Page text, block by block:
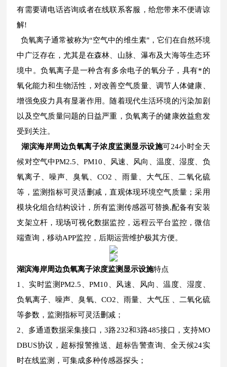
有需要请电话咨询或者在线联系客服，给您带来不便请谅
解!
负氧离子通常被称为“空气中的维生素"，它们在自然环境
中广泛存在，尤其是在森林、山脉、瀑布及大海等生态环
境中。负氧离子是一种含有多余电子的氧分子，具有*的
氧化能力和生物活性，对改善空气质量、调节人体健康、
增强免疫力具有显著作用。随着现代生活环境的污染加剧
以及空气质量问题的日益严重，负氧离子的健康效益愈发
受到关注。
湖滨海岸周边负氧离子浓度监测显示设施可24小时全天
候对空气中PM2.5、PM10、风速、风向、温度、湿度、负
氧离子、噪声、臭氧、CO2 、雨量、大气压、二氧化硫
等，监测指标可灵活删减，直观体现环境空气质量；采用
模块化组合结构设计，所有监测传感器可替换,配备有安装
支架立杆，现场可视化数据监控，远程云平台监控，微信
端查询，移动APP监控，后期运营维护极其方便。
湖滨海岸周边负氧离子浓度监测显示设施特点
1、实时监测PM2.5、PM10、风速、风向、温度、湿度、
负氧离子、噪声、臭氧、CO2、雨量、大气压 、二氧化硫
等参数，监测指标可灵活删减；
2、多通道数据采集接口，3路232和3路485接口，支持MO
DBUS协议，超标报警推送、超标告警查询、全天候24实
时在线监测，可集成多种传感器探头；